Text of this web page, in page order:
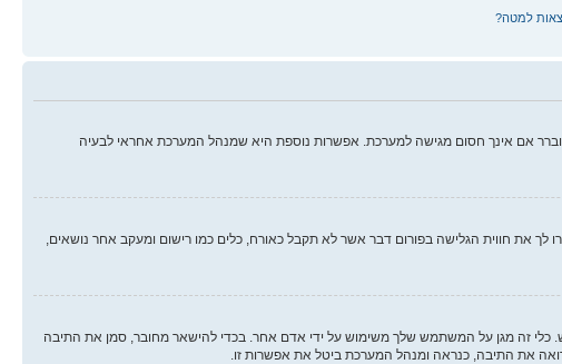
למטה?
אם אינך חסום מגישה למערכת. אפשרות נוספת היא שמנהל המערכת אחראי לבעיה
לך את חווית הגלישה בפורום דבר אשר לא תקבל כאורח, כלים כמו רישום ומעקב אחר נושאים,
זה מגן על המשתמש שלך משימוש על ידי אדם אחר. בכדי להישאר מחובר, סמן את התיבה
את התיבה, כנראה ומנהל המערכת ביטל את אפשרות זו.